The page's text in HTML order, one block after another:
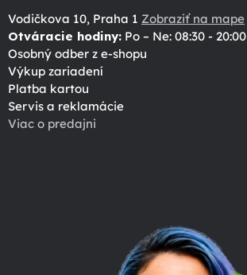
Vodičkova 10, Praha 1 Zobraziť na mape
Otváracie hodiny: Po – Ne: 08:30 - 20:00
Osobný odber z e-shopu
Výkup zariadení
Platba kartou
Servis a reklamácie
Viac o predajni